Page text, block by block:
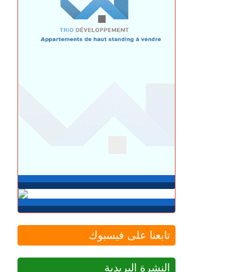
طنجة.. محل غير مرخص للنجارة يعرض
ساكنة حي بني توزين لأمراض خطيرة فمن
يحميه؟
الثلاثاء 04 غشت | 20:07
توضيـــح.. "غوغل مابس" يُصنِّف سبتة
ومليلية كـ"مناطق متنازع عليها"
طنجة.. عملية أمنية نوعية تنتهي بإيقاف
مواطن فرنسي الجنسية
بعد خمسة أيام.. الصليب الأحمر بسبتة
المحتلة يوزع الغذاء على 2000 مهاجر
غالبيتهم من أفريقيا جنوب الصحراء (فيديو)
طنجة.. أجواء ساخنة داخل المحكمة
الابتدائية بعد إعلان نقابة التوقف عن العمل
تابعنا على فيسبوك
النشرة البريدية